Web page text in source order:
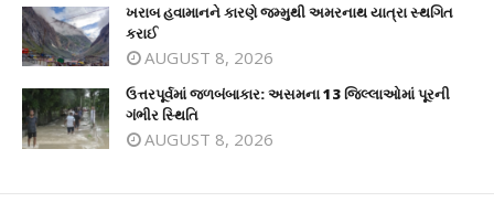
ખરાબ હવામાનને કારણે જમ્મુથી અમરનાથ યાત્રા સ્થગિત
કરાઈ
AUGUST 8, 2026
ઉત્તરપૂર્વમાં જળબંબાકાર: અસમના 13 જિલ્લાઓમાં પૂરની
ગંભીર સ્થિતિ
AUGUST 8, 2026